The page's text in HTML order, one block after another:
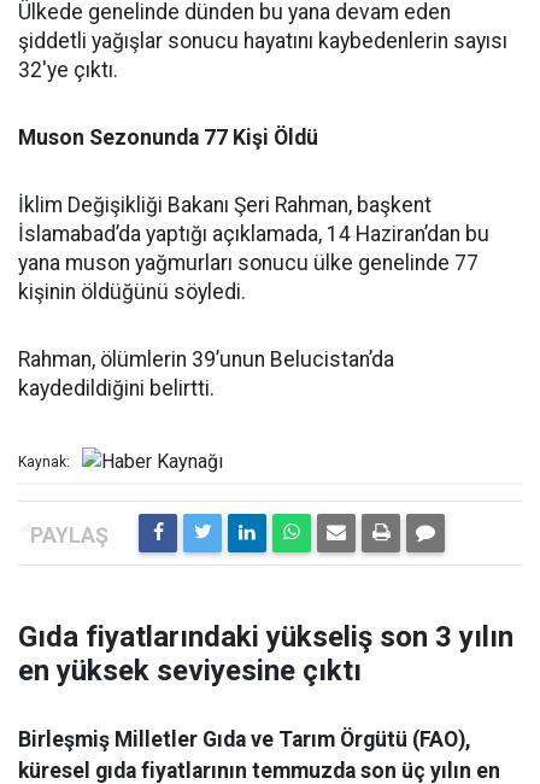
Ülkede genelinde dünden bu yana devam eden
şiddetli yağışlar sonucu hayatını kaybedenlerin sayısı
32'ye çıktı.
Muson Sezonunda 77 Kişi Öldü
İklim Değişikliği Bakanı Şeri Rahman, başkent
İslamabad’da yaptığı açıklamada, 14 Haziran’dan bu
yana muson yağmurları sonucu ülke genelinde 77
kişinin öldüğünü söyledi.
Rahman, ölümlerin 39’unun Belucistan’da
kaydedildiğini belirtti.
Kaynak:
Gıda fiyatlarındaki yükseliş son 3 yılın
en yüksek seviyesine çıktı
Birleşmiş Milletler Gıda ve Tarım Örgütü (FAO),
küresel gıda fiyatlarının temmuzda son üç yılın en